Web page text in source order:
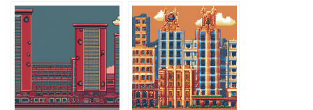
покупателей
металоизделий